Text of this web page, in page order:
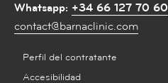
Whatsapp: +34 66 127 70 60
contact@barnaclinic.com
Perfil del contratante
Accesibilidad